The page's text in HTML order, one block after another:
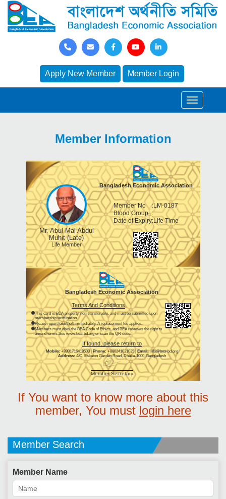
Apply New Member Member Login
Member Information
Mr. Abul Mal Abdul
Muhit (Late)
Life Member
Bangladesh Economic Association
Member No :LM-0187
Blood Group :
Date of Expiry:Life Time
Bangladesh Economic Association
Terms And Conditions
This card is BEA property, non-transferable, and must be submitted upon
membership termination.
Please report loss/theft immediately. A replacement fee applies.
Members must obey the BEA Code of Ethics, and BEA reserves the right to
amend terms.See www.bea-bd.org or scan the QR code.
If found, please return to
Mobile:+8801716418500 | Phone:+880241031035 | Email:info@bea-bd.org
Address: 4/C, Eskaton Garden Road, Dhaka-1000, Bangladesh
Member Secretary
If You want to know more about this
member, You must login here
Member Search
Member Name